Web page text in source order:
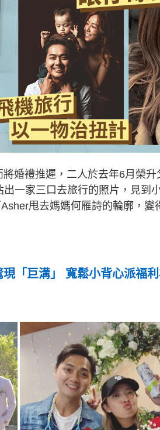
婚禮推遲，二人於去年6月榮升
一家三口去旅行的照片，見到
甩去媽媽何雁詩的輪廓，變
「巨溝」 寬鬆小背心派福